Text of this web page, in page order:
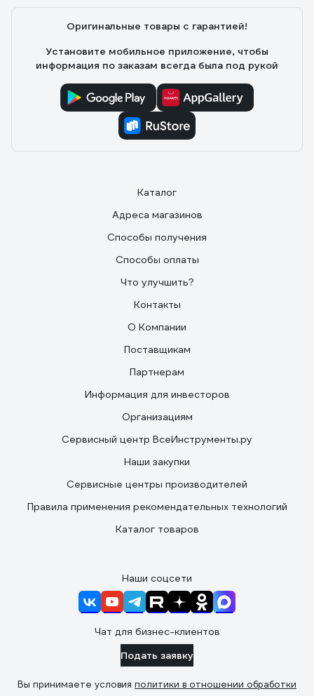
Оригинальные товары с гарантией!
Установите мобильное приложение, чтобы
информация по заказам всегда была под рукой
Каталог
Адреса магазинов
Способы получения
Способы оплаты
Что улучшить?
Контакты
О Компании
Поставщикам
Партнерам
Информация для инвесторов
Организациям
Сервисный центр ВсеИнструменты.ру
Наши закупки
Сервисные центры производителей
Правила применения рекомендательных технологий
Каталог товаров
Наши соцсети
Чат для бизнес-клиентов
Подать заявку
Вы принимаете условия политики в отношении обработки